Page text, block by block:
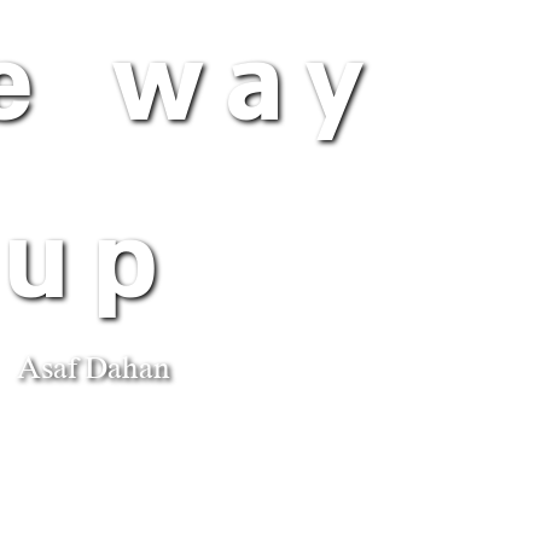
way
up
Asaf Dahan